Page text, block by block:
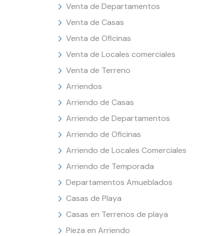
Venta de Departamentos
Venta de Casas
Venta de Oficinas
Venta de Locales comerciales
Venta de Terreno
Arriendos
Arriendo de Casas
Arriendo de Departamentos
Arriendo de Oficinas
Arriendo de Locales Comerciales
Arriendo de Temporada
Departamentos Amueblados
Casas de Playa
Casas en Terrenos de playa
Pieza en Arriendo